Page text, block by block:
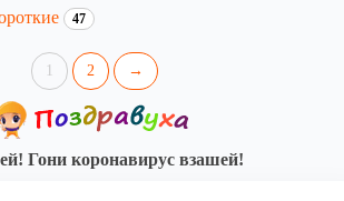
47
1 2 →
Гони коронавирус взашей!